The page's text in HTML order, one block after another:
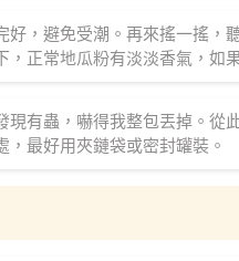
，避免受潮。再來搖一搖，
正常地瓜粉有淡淡香氣，如
有蟲，嚇得我整包丟掉。從
最好用夾鏈袋或密封罐裝。